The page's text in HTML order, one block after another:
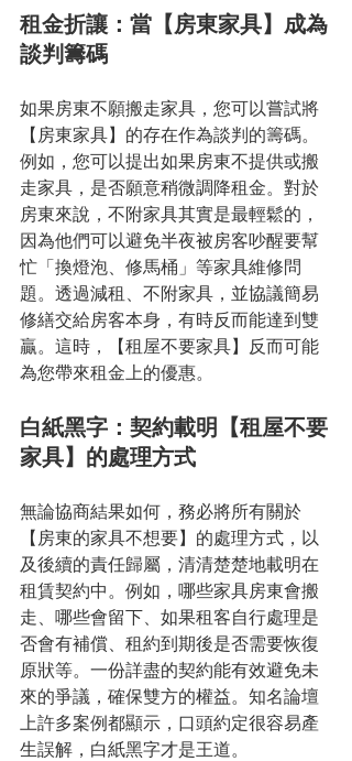
租金折讓：當【房東家具】成為
談判籌碼
如果房東不願搬走家具，您可以嘗試將
【房東家具】的存在作為談判的籌碼。
例如，您可以提出如果房東不提供或搬
走家具，是否願意稍微調降租金。對於
房東來說，不附家具其實是最輕鬆的，
因為他們可以避免半夜被房客吵醒要幫
忙「換燈泡、修馬桶」等家具維修問
題。透過減租、不附家具，並協議簡易
修繕交給房客本身，有時反而能達到雙
贏。這時，【租屋不要家具】反而可能
為您帶來租金上的優惠。
白紙黑字：契約載明【租屋不要
家具】的處理方式
無論協商結果如何，務必將所有關於
【房東的家具不想要】的處理方式，以
及後續的責任歸屬，清清楚楚地載明在
租賃契約中。例如，哪些家具房東會搬
走、哪些會留下、如果租客自行處理是
否會有補償、租約到期後是否需要恢復
原狀等。一份詳盡的契約能有效避免未
來的爭議，確保雙方的權益。知名論壇
上許多案例都顯示，口頭約定很容易產
生誤解，白紙黑字才是王道。